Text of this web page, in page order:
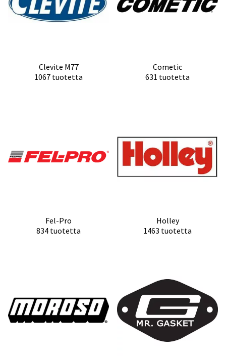
Clevite M77
1067 tuotetta
Cometic
631 tuotetta
Fel-Pro
834 tuotetta
Holley
1463 tuotetta